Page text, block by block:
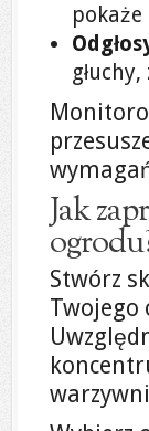
Jak
Stwórz
Twojego